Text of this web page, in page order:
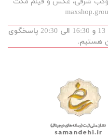
شنبه تا پنجشنبه از ساعت 9 الی 13 و 16:30 الی 20:30 پاسخگوی
هستیم.